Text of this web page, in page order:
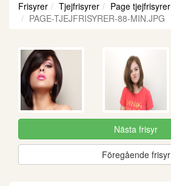
Frisyrer Tjejfrisyrer
Page tjejfrisyrer
PAGE-TJEJFRISYRER-88-MIN.JPG
Nästa frisyr
Föregående frisyr